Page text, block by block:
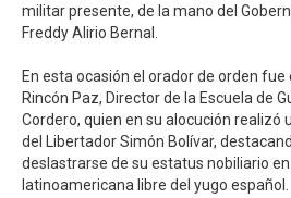
militar presente, de la mano del
Freddy Alirio Bernal.⁣
En esta ocasión el orador de orden fue
Rincón Paz, Director de la Escuela de
Cordero, quien en su alocución realizó
del Libertador Simón Bolívar,
deslastrarse de su estatus nobiliario
latinoamericana libre del yugo español. ⁣